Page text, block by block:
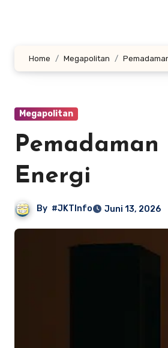
Home Megapolitan
Megapolitan
Energi
By #JKTInfo Juni 13, 2026